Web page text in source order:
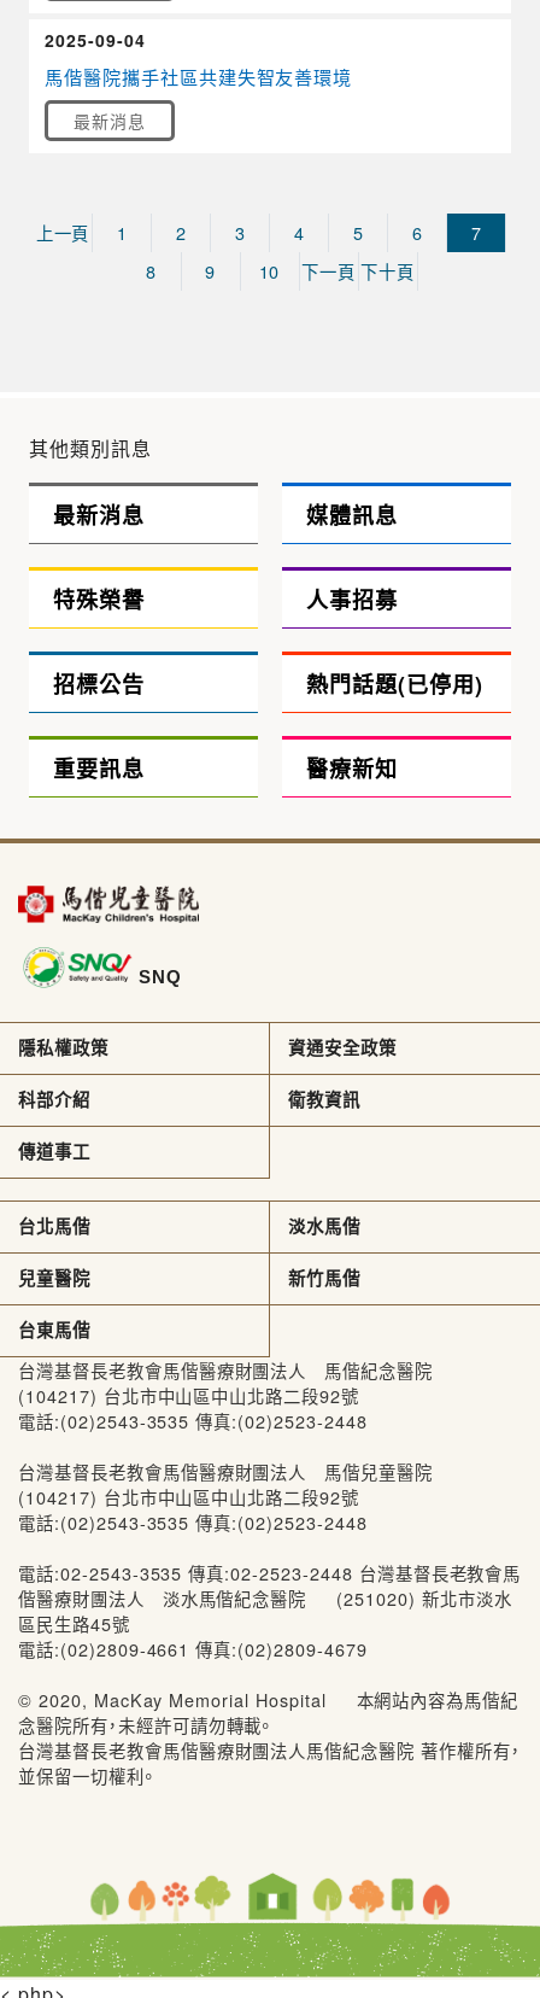
馬偕醫院攜手社區共建失智友善環境
最新消息
2025-09-04
上一頁 1 2 3 4 5 6
7
8
9 10 下一頁 下十頁
其他類別訊息
最新消息 媒體訊息
特殊榮譽 人事招募
招標公告 熱門話題(已停用)
重要訊息 醫療新知
SNQ
隱私權政策 資通安全政策
科部介紹 衛教資訊
傳道事工
台北馬偕 淡水馬偕
兒童醫院 新竹馬偕
台東馬偕
台灣基督長老教會馬偕醫療財團法人 馬偕紀念醫院
(104217) 台北市中山區中山北路二段92號
電話:(02)2543-3535 傳真:(02)2523-2448
台灣基督長老教會馬偕醫療財團法人 馬偕兒童醫院
(104217) 台北市中山區中山北路二段92號
電話:(02)2543-3535 傳真:(02)2523-2448
電話:02-2543-3535 傳真:02-2523-2448 台灣基督長老教會馬
偕醫療財團法人 淡水馬偕紀念醫院 (251020) 新北市淡水
區民生路45號
電話:(02)2809-4661 傳真:(02)2809-4679
© 2020, MacKay Memorial Hospital 本網站內容為馬偕紀
念醫院所有，未經許可請勿轉載。
台灣基督長老教會馬偕醫療財團法人馬偕紀念醫院 著作權所有，
並保留一切權利。